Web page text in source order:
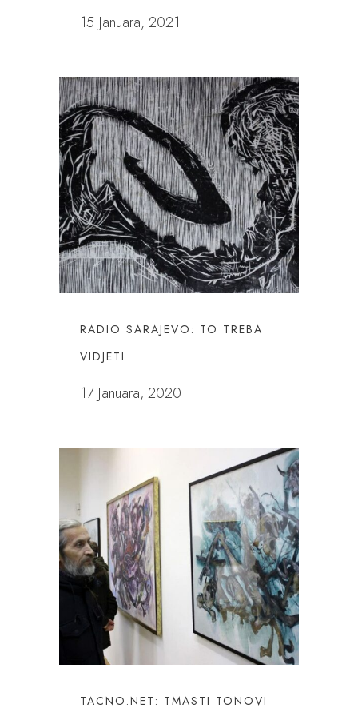
15 Januara, 2021
RADIO SARAJEVO: TO TREBA
VIDJETI
17 Januara, 2020
TACNO.NET: TMASTI TONOVI